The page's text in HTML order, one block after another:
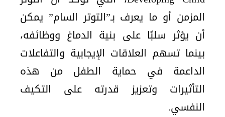
المزمن أو ما يعرف بـ”التوتر السام” يمكن
أن يؤثر سلبًا على بنية الدماغ ووظائفه،
بينما تسهم العلاقات الإيجابية والتفاعلات
الداعمة في حماية الطفل من هذه
التأثيرات وتعزيز قدرته على التكيف
النفسي.